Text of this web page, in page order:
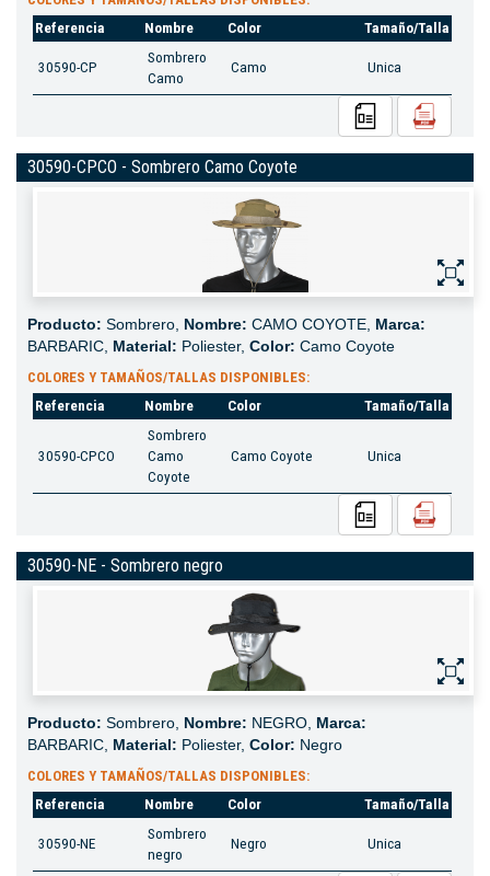
Referencia
Nombre Color Tamaño/Talla
30590-CP
Sombrero
Camo
Camo Unica
30590-CPCO - Sombrero Camo Coyote
Producto: Sombrero, Nombre: CAMO COYOTE, Marca:
BARBARIC, Material: Poliester, Color: Camo Coyote
COLORES Y TAMAÑOS/TALLAS DISPONIBLES:
Referencia
Nombre Color Tamaño/Talla
30590-CPCO
Sombrero
Camo
Coyote
Camo Coyote Unica
30590-NE - Sombrero negro
Producto: Sombrero, Nombre: NEGRO, Marca:
BARBARIC, Material: Poliester, Color: Negro
COLORES Y TAMAÑOS/TALLAS DISPONIBLES:
Referencia
Nombre Color Tamaño/Talla
30590-NE
Sombrero
negro
Negro Unica